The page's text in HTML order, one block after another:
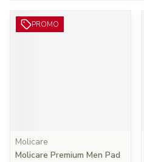
PROMO
Molicare
Molicare Premium Men Pad